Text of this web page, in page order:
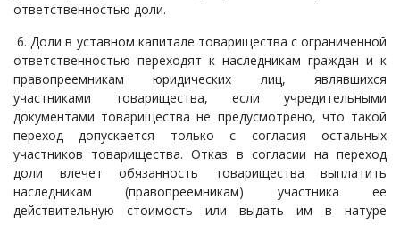
ответственностью доли.
6. Доли в уставном капитале товарищества с ограниченной
ответственностью переходят к наследникам граждан и к
правопреемникам юридических лиц, являвшихся
участниками товарищества, если учредительными
документами товарищества не предусмотрено, что такой
переход допускается только с согласия остальных
участников товарищества. Отказ в согласии на переход
доли влечет обязанность товарищества выплатить
наследникам (правопреемникам) участника ее
действительную стоимость или выдать им в натуре